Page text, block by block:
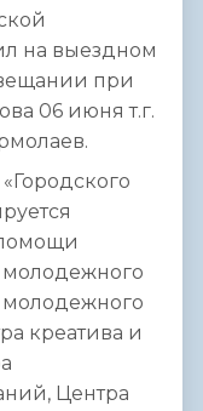
на выездном
при
06 июня т.г.
молодежного
креатива и
Центра